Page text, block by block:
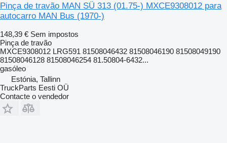
Pinça de travão MAN SÜ 313 (01.75-) MXCE9308012 para
autocarro MAN Bus (1970-)
148,39 € Sem impostos
Pinça de travão
MXCE9308012 LRG591 81508046432 81508046190 81508049190
81508046128 81508046254 81.50804-6432...
gasóleo
Estónia, Tallinn
TruckParts Eesti OÜ
Contacte o vendedor